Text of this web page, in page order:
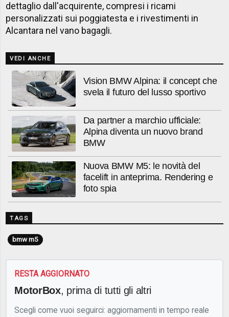
dettaglio dall'acquirente, compresi i ricami
personalizzati sui poggiatesta e i rivestimenti in
Alcantara nel vano bagagli.
VEDI ANCHE
Vision BMW Alpina: il concept che
svela il futuro del lusso sportivo
Da partner a marchio ufficiale:
Alpina diventa un nuovo brand
BMW
Nuova BMW M5: le novità del
facelift in anteprima. Rendering e
foto spia
TAGS
bmw m5
RESTA AGGIORNATO
MotorBox, prima di tutti gli altri
Scegli come vuoi seguirci: aggiornamenti in tempo reale